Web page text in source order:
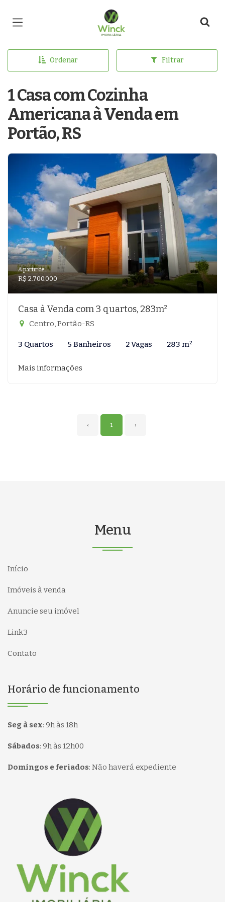
Página inicial
Ordenar Filtrar
1 Casa com Cozinha
Americana à Venda em
Portão, RS
A partir de:
R$ 2.700.000
Casa à Venda com 3 quartos, 283m²
Centro, Portão-RS
3 Quartos 5 Banheiros 2 Vagas 283 m²
Mais informações
‹ 1 ›
Menu
Início
Imóveis à venda
Anuncie seu imóvel
Link3
Contato
Horário de funcionamento
Seg à sex: 9h às 18h
Sábados: 9h às 12h00
Domingos e feriados: Não haverá expediente
Página inicial